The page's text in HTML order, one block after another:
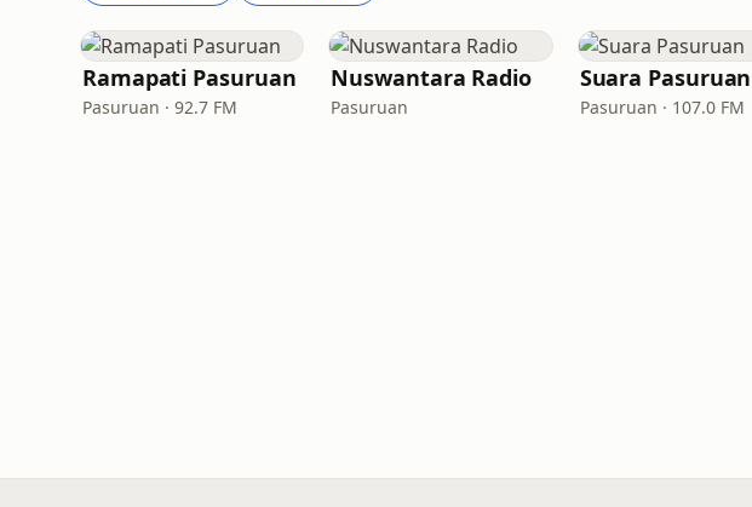
Ramapati Pasuruan
Pasuruan · 92.7 FM
Nuswantara Radio
Pasuruan
Suara Pasuruan
Pasuruan · 107.0 FM